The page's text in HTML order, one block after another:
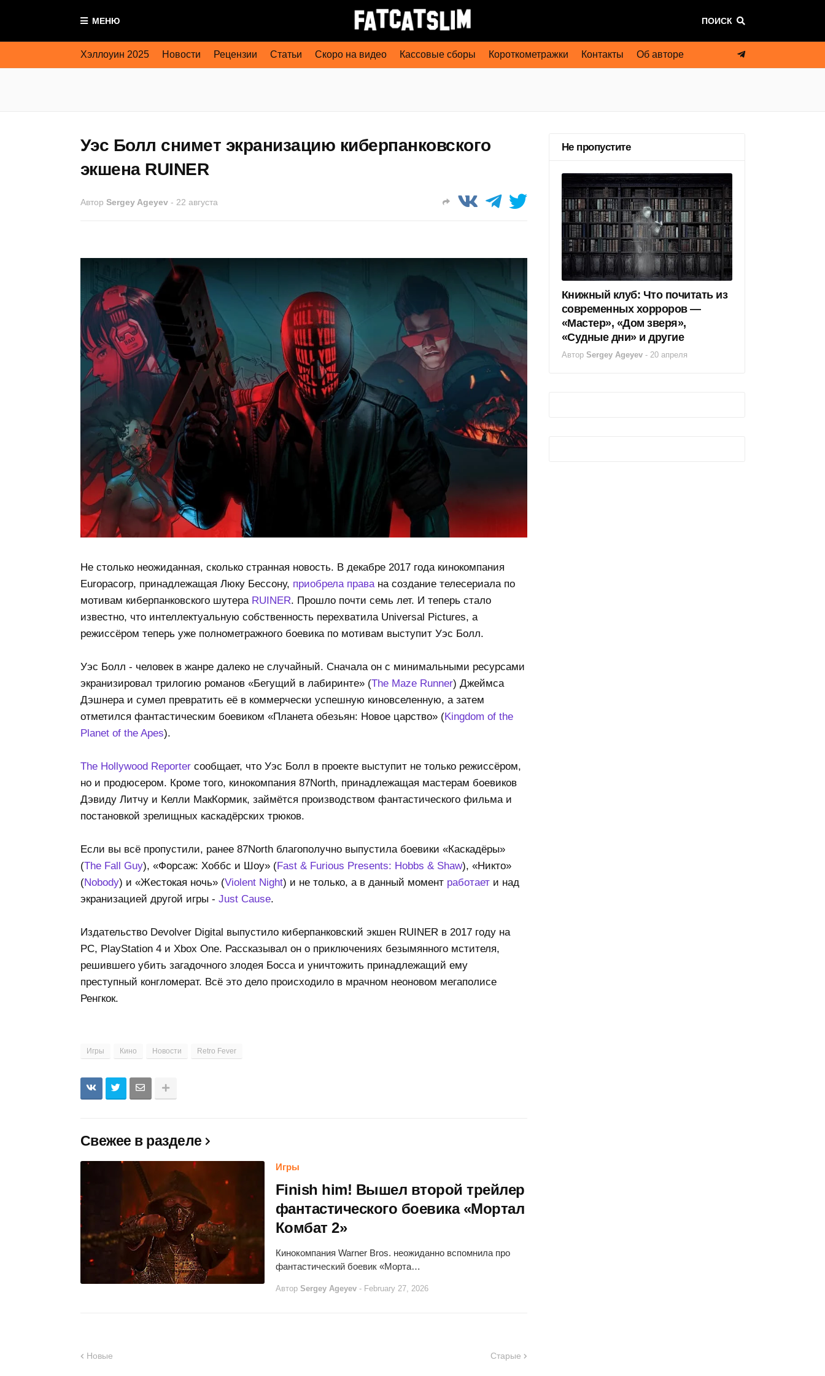
МЕНЮ ПОИСК
Хэллоуин 2025 Новости Рецензии Статьи Скоро на видео Кассовые сборы Короткометражки Контакты Об авторе
Уэс Болл снимет экранизацию киберпанковского
экшена RUINER
Автор Sergey Ageyev - 22 августа
Не столько неожиданная, сколько странная новость. В декабре 2017 года кинокомпания
Europacorp, принадлежащая Люку Бессону, приобрела правана создание телесериала по
мотивам киберпанковского шутера RUINER. Прошло почти семь лет. И теперь стало
известно, что интеллектуальную собственность перехватила Universal Pictures, а
режиссёром теперь уже полнометражного боевика по мотивам выступит Уэс Болл.
Уэс Болл - человек в жанре далеко не случайный. Сначала он с минимальными ресурсами
экранизировал трилогию романов «Бегущий в лабиринте» (The Maze Runner) Джеймса
Дэшнера и сумел превратить её в коммерчески успешную киновселенную, а затем
отметился фантастическим боевиком «Планета обезьян: Новое царство» (Kingdom of the
Planet of the Apes).
The Hollywood Reporterсообщает, что Уэс Болл в проекте выступит не только режиссёром,
но и продюсером. Кроме того, кинокомпания 87North, принадлежащая мастерам боевиков
Дэвиду Литчу и Келли МакКормик, займётся производством фантастического фильма и
постановкой зрелищных каскадёрских трюков.
Если вы всё пропустили, ранее 87North благополучно выпустила боевики «Каскадёры»
(The Fall Guy), «Форсаж: Хоббс и Шоу» (Fast & Furious Presents: Hobbs & Shaw), «Никто»
(Nobody) и «Жестокая ночь» (Violent Night) и не только, а в данный момент работаети над
экранизацией другой игры - Just Cause.
Издательство Devolver Digital выпустило киберпанковский экшен RUINER в 2017 году на
PC, PlayStation 4 и Xbox One. Рассказывал он о приключениях безымянного мстителя,
решившего убить загадочного злодея Босса и уничтожить принадлежащий ему
преступный конгломерат. Всё это дело происходило в мрачном неоновом мегаполисе
Ренгкок.
Игры Кино Новости Retro Fever
Свежее в разделе
Игры
Finish him! Вышел второй трейлер
фантастического боевика «Мортал
Комбат 2»
Кинокомпания Warner Bros. неожиданно вспомнила про
фантастический боевик «Морта…
Автор Sergey Ageyev - February 27, 2026
Новые Старые
Не пропустите
Книжный клуб: Что почитать из
современных хорроров —
«Мастер», «Дом зверя»,
«Судные дни» и другие
Автор Sergey Ageyev - 20 апреля